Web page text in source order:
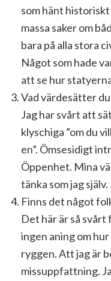
som hänt
massa saker om
bara på alla stora
Något som hade
att se hur
Vad värdesätter
Jag har svårt att
klyschiga ”om du
en”. Ömsesidigt
Öppenhet. Mina
tänka som jag
Finns det något
Det här är så svårt
ingen aning om
ryggen. Att jag är
missuppfattning.